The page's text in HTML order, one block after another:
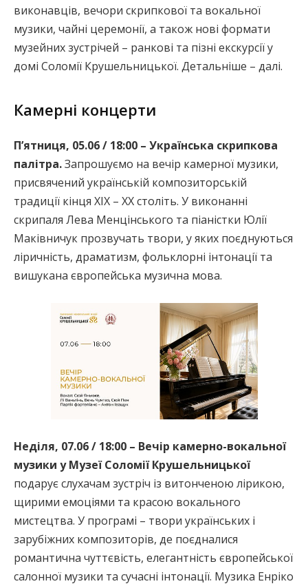
виконавців, вечори скрипкової та вокальної
музики, чайні церемонії, а також нові формати
музейних зустрічей – ранкові та пізні екскурсії у
домі Соломії Крушельницької. Детальніше – далі.
Камерні концерти
П’ятниця, 05.06 / 18:00 – Українська скрипкова
палітра.Запрошуємо на вечір камерної музики,
присвячений українській композиторській
традиції кінця ХІХ – ХХ століть. У виконанні
скрипаля Лева Менцінського та піаністки Юлії
Маківничук прозвучать твори, у яких поєднуються
ліричність, драматизм, фольклорні інтонації та
вишукана європейська музична мова.
Неділя, 07.06 / 18:00 – Вечір камерно-вокальної
музики у Музеї Соломії Крушельницької
подарує слухачам зустріч із витонченою лірикою,
щирими емоціями та красою вокального
мистецтва. У програмі – твори українських і
зарубіжних композиторів, де поєдналися
романтична чуттєвість, елегантність європейської
салонної музики та сучасні інтонації. Музика Енріко